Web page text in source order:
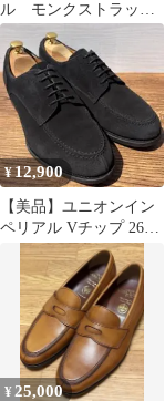
ル モンクストラップ
ビジネスシューズ
¥12,900
【美品】ユニオンイン
ペリアル Vチップ 26cm
ブラック 外羽根 スエー
¥ 25,000